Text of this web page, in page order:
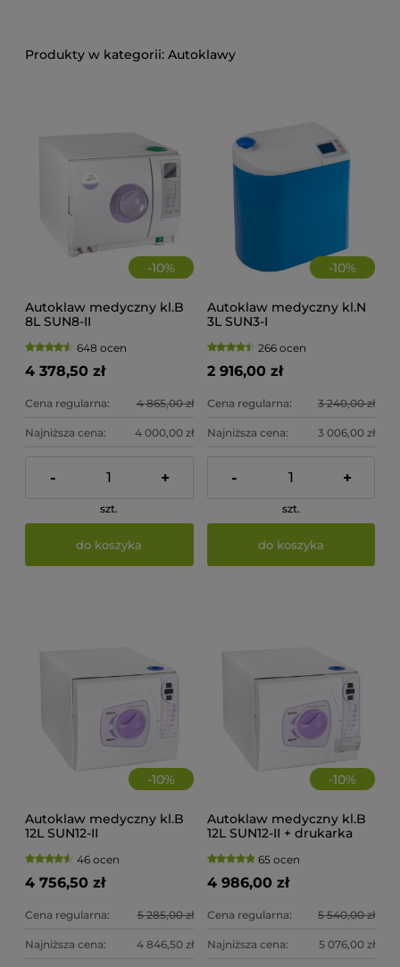
Autoklawy
-10%
Autoklaw medyczny kl.B
8L SUN8-II
648 ocen
4 378,50 zł
Cena regularna: 4 865,00 zł
Najniższa cena: 4 000,00 zł
- +
szt.
do koszyka
-10%
Autoklaw medyczny kl.N
3L SUN3-I
266 ocen
2 916,00 zł
Cena regularna: 3 240,00 zł
Najniższa cena: 3 006,00 zł
- +
szt.
do koszyka
-10%
Autoklaw medyczny kl.B
12L SUN12-II
46 ocen
4 756,50 zł
Cena regularna: 5 285,00 zł
Najniższa cena: 4 846,50 zł
-10%
Autoklaw medyczny kl.B
12L SUN12-II + drukarka
65 ocen
4 986,00 zł
Cena regularna: 5 540,00 zł
Najniższa cena: 5 076,00 zł